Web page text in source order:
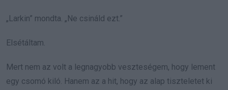
„Larkin” mondta. „Ne csináld ezt.”
Elsétáltam.
Mert nem az volt a legnagyobb veszteségem, hogy lement
egy csomó kiló. Hanem az a hit, hogy az alap tiszteletet ki